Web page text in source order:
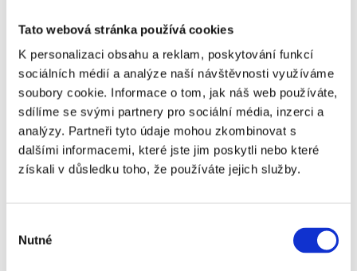
Tato webová stránka používá cookies
K personalizaci obsahu a reklam, poskytování funkcí
sociálních médií a analýze naší návštěvnosti využíváme
soubory cookie. Informace o tom, jak náš web používáte,
sdílíme se svými partnery pro sociální média, inzerci a
analýzy. Partneři tyto údaje mohou zkombinovat s
dalšími informacemi, které jste jim poskytli nebo které
získali v důsledku toho, že používáte jejich služby.
souhlasu
Nutné
https://www.czechsporttravel.cz/zajezd-na-liverpool-everton-19-
20.html
https://www.czechsporttravel.cz/vstupenka-na-everton-liverpool-
další zájezdy a vstupenky na Premier League naleznete zde: